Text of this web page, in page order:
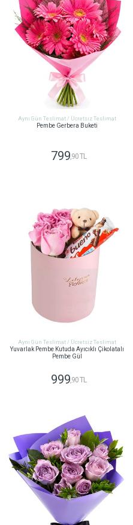
Aynı Gün Teslimat / Ücretsiz Teslimat
Pembe Gerbera Buketi
799,90 TL
Aynı Gün Teslimat / Ücretsiz Teslimat
Yuvarlak Pembe Kutuda Ayıcıklı Çikolatalı
Pembe Gül
999,90 TL